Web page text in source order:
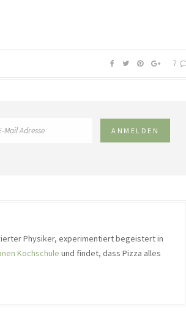
7
Physiker, experimentiert begeistert in
Kochschule und findet, dass Pizza alles